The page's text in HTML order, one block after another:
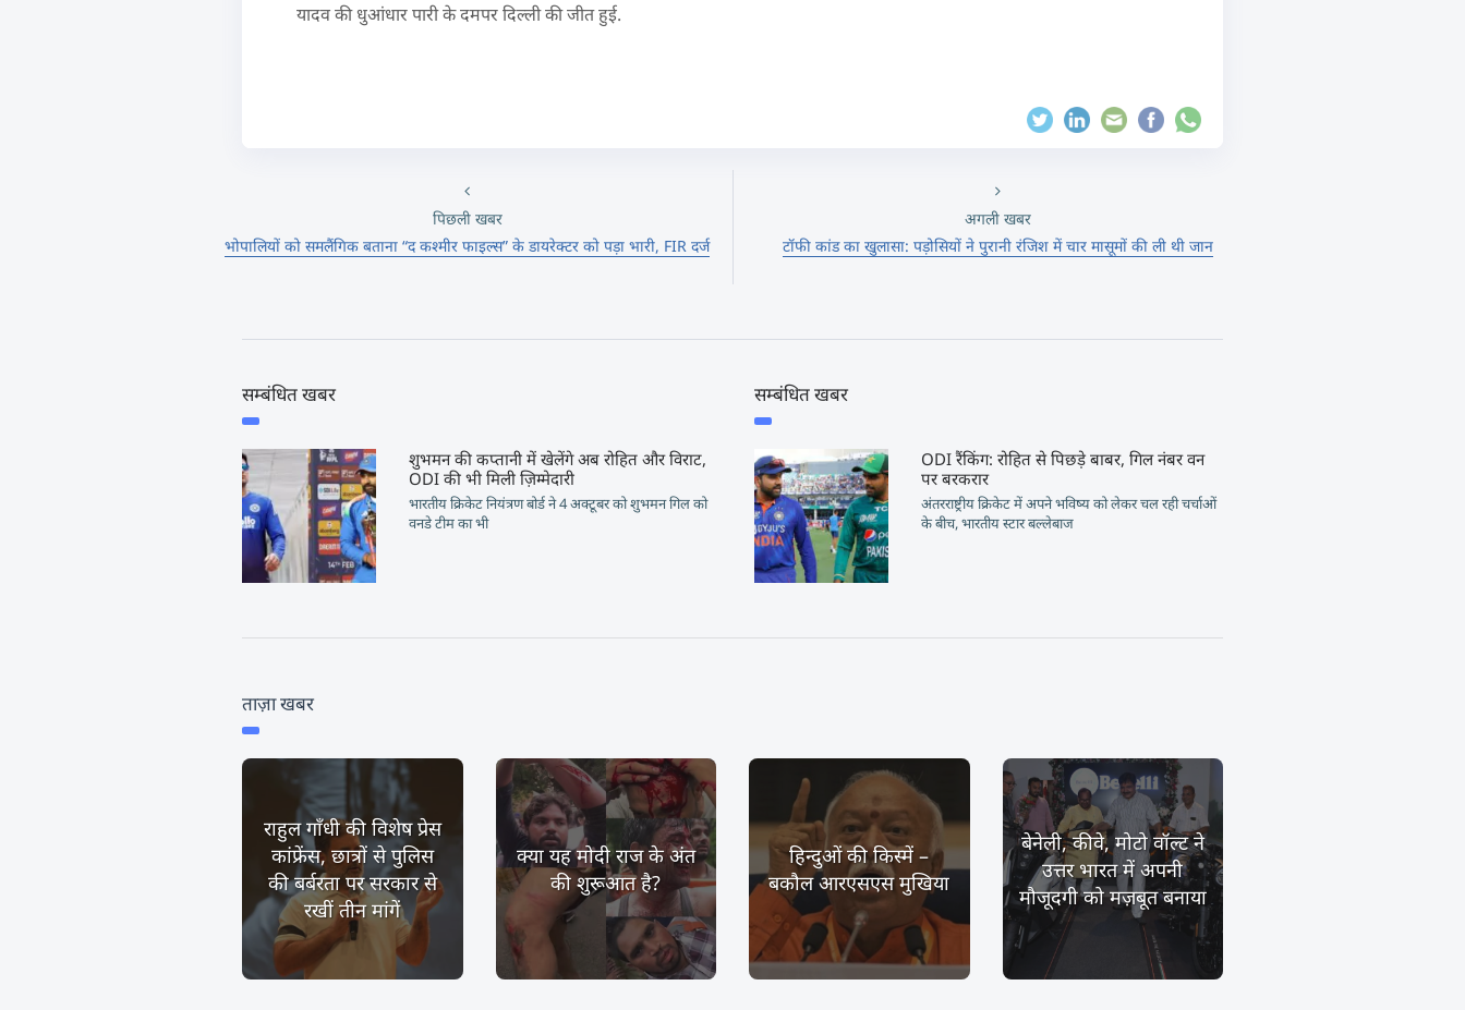
यादव की धुआंधार पारी के दमपर दिल्ली की जीत हुई.
पिछली खबर
भोपालियों को समलैंगिक बताना “द कश्मीर फाइल्स” के डायरेक्टर को पड़ा भारी, FIR दर्ज
अगली खबर
टॉफी कांड का खुलासा: पड़ोसियों ने पुरानी रंजिश में चार मासूमों की ली थी जान
सम्बंधित खबर
शुभमन की कप्तानी में खेलेंगे अब रोहित और विराट,
ODI की भी मिली ज़िम्मेदारी
भारतीय क्रिकेट नियंत्रण बोर्ड ने 4 अक्टूबर को शुभमन गिल को
वनडे टीम का भी
सम्बंधित खबर
ODI रैंकिंग: रोहित से पिछड़े बाबर, गिल नंबर वन
पर बरकरार
अंतरराष्ट्रीय क्रिकेट में अपने भविष्य को लेकर चल रही चर्चाओं
के बीच, भारतीय स्टार बल्लेबाज
ताज़ा खबर
राहुल गाँधी की विशेष प्रेस
कांफ्रेंस, छात्रों से पुलिस
की बर्बरता पर सरकार से
रखीं तीन मांगें
क्या यह मोदी राज के अंत
की शुरूआत है?
हिन्दुओं की किस्में –
बकौल आरएसएस मुखिया
बेनेली, कीवे, मोटो वॉल्ट ने
उत्तर भारत में अपनी
मौजूदगी को मज़बूत बनाया